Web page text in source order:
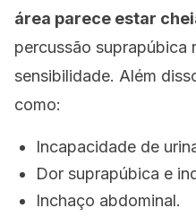
área parece estar
percussão suprapúbica
sensibilidade. Além
como:
Incapacidade de
Dor suprapúbica e
Inchaço abdominal.